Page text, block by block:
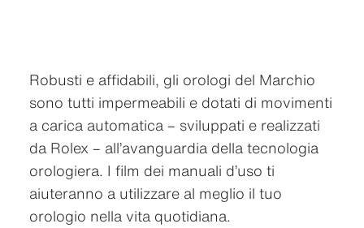
Robusti e affidabili, gli orologi del Marchio
sono tutti impermeabili e dotati di movimenti
a carica automatica – sviluppati e realizzati
da Rolex – all’avanguardia della tecnologia
orologiera. I film dei manuali d’uso ti
aiuteranno a utilizzare al meglio il tuo
orologio nella vita quotidiana.